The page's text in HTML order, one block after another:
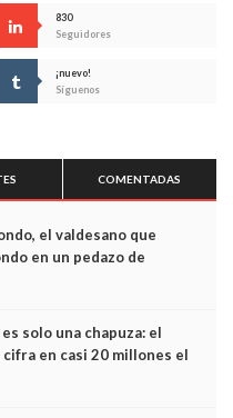
830
Seguidores
¡nuevo!
Síguenos
COMENTADAS
el valdesano que
en un pedazo de
es solo una chapuza: el
en casi 20 millones el
que no cabían por los